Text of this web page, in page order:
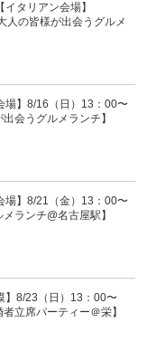
タリアン会場】
人の皆様が出会うグルメ
場】8/16（日）13：00〜
会うグルメランチ】
場】8/21（金）13：00〜
ランチ@名古屋駅】
】8/23（日）13：00〜
立席パーティー＠栄】